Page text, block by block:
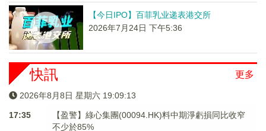
【今日IPO】百菲乳业递表港交所
2026年7月24日 下午5:36
更多
快訊
2026年8月8日 星期六 19:09:13
17:35
【盈警】綠心集團(00094.HK)料中期淨虧損同比收窄
不少於85%